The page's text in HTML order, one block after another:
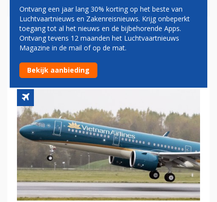
VIETNAM AIRLINES
VOLGENDE IN LANGE RIJ MET
PRATT & WHITNEY-ISSUES
Ontvang een jaar lang 30% korting op het beste van
Luchtvaartnieuws en Zakenreisnieuws. Krijg onbeperkt
toegang tot al het nieuws en de bijbehorende Apps.
Ontvang tevens 12 maanden het Luchtvaartnieuws
Magazine in de mail of op de mat.
Bekijk aanbieding